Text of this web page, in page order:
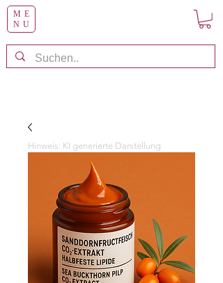
ME
NU
Hinweis: KI generierte Darstellung